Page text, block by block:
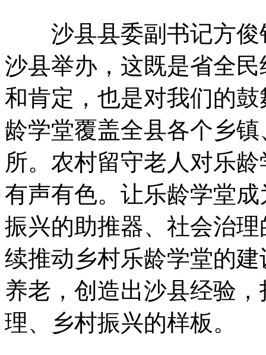
沙县县委副书记方俊
沙县举办，这既是省全
和肯定，也是对我们的
龄学堂覆盖全县各个乡
所。农村留守老人对乐
有声有色。让乐龄学堂
振兴的助推器、社会治
续推动乡村乐龄学堂的
养老，创造出沙县经验
理、乡村振兴的样板。